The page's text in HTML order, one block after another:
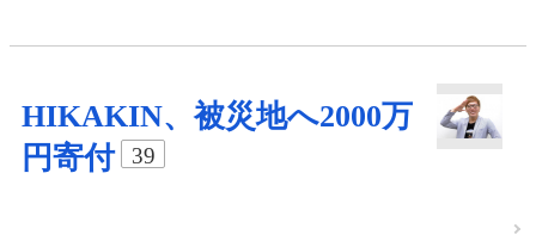
HIKAKIN、被災地へ2000万
円寄付
39